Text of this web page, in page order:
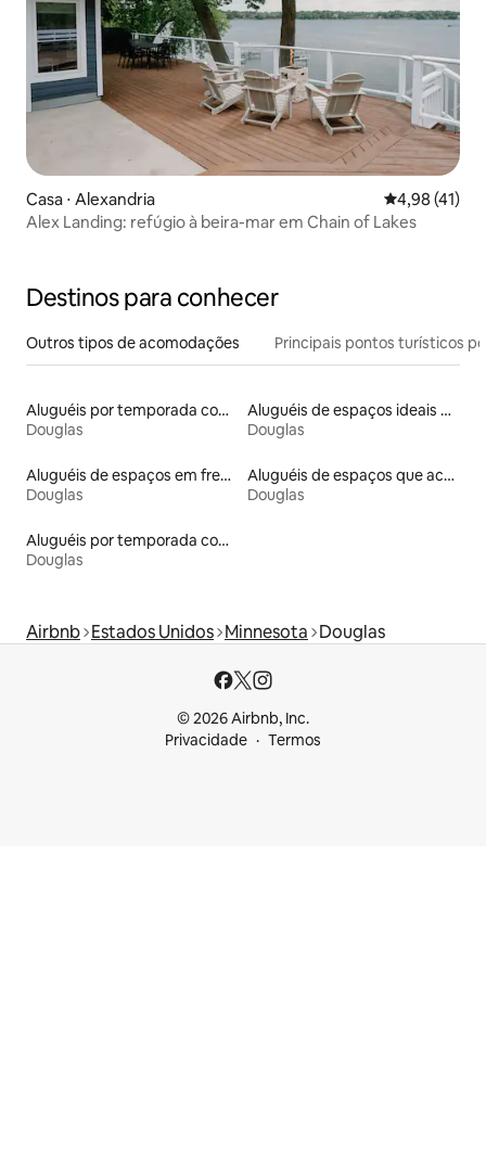
Casa ⋅ Alexandria 4,98 de uma
4,98 (41)
Alex Landing: refúgio à beira-mar em Chain of Lakes
Destinos para conhecer
Outros tipos de acomodações Principais pontos turísticos
Aluguéis por temporada com acesso ao lago
Douglas
Aluguéis de espaços ideais para famílias
Douglas
Aluguéis de espaços em frente à praia
Douglas
Aluguéis de espaços que aceitam animais de estimação
Douglas
Aluguéis por temporada com caiaque
Douglas
Airbnb Estados Unidos Minnesota Douglas
© 2026 Airbnb, Inc.
Privacidade
Termos